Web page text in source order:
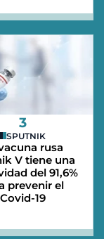
3
SPUTNIK
rusa
V tiene una
del 91,6%
prevenir el
Covid-19